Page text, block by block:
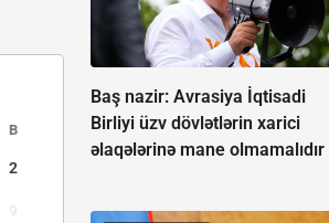
B
2
Baş nazir: Avrasiya İqtisadi
Birliyi üzv dövlətlərin xarici
əlaqələrinə mane olmamalıdır